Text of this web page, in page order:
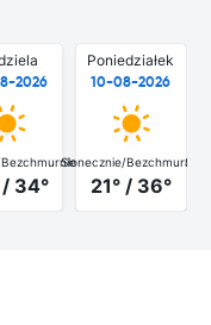
2026
Bezchmurnie
34°
Poniedziałek
10-08-2026
Słonecznie/Bezchmurnie
21° / 36°